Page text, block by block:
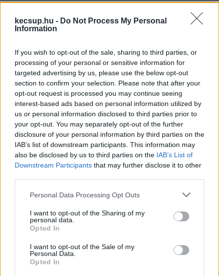
kecsup.hu - Do Not Process My Personal
Information
If you wish to opt-out of the sale, sharing to third parties, or
processing of your personal or sensitive information for
targeted advertising by us, please use the below opt-out
section to confirm your selection. Please note that after your
opt-out request is processed you may continue seeing
interest-based ads based on personal information utilized by
us or personal information disclosed to third parties prior to
your opt-out. You may separately opt-out of the further
disclosure of your personal information by third parties on the
IAB’s list of downstream participants. This information may
also be disclosed by us to third parties on the IAB’s List of
Downstream Participants that may further disclose it to other
Please note that this website/app uses one or more Google
not limited to your visit or usage behaviour. You may click to
grant or deny consent to Google and its third-party tags to
use your data for below specified purposes in below Google
consent section.
Personal Data Processing Opt Outs
I want to opt-out of the Sharing of my
personal data.
Opted In
I want to opt-out of the Sale of my
Personal Data.
Opted In
progresszív szja-rendszert egykulcsosra
cserélték. Ezek a változtatások oda vezettek,
hogy a legalacsonyabb bérekből is pont
ugyanannyit vonnak el, mint a legmagasabb
fizetésekből.
Az egykulcsos rendszer miatt az uniós
tagállamok sorában a hetedik legmagasabb
nálunk a bruttó bér adózása, 33,5 százalék az,
ami minden hónapban automatikusan az
államkasszába vándorol. A friss adatok szerint az
eltérő bérszinteknél eltérő helyezéseket látni: az
alacsony fizetéseknél (az átlagbér 67 százaléka)
legmagasabb az elvonás mértéke, míg a magas
fizetéseknél (az átlagbér 167 százaléka) hazánk a
rangsor középmezőnyébe simul.